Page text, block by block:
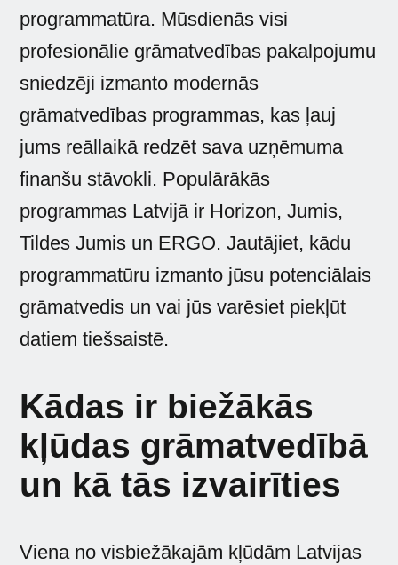
programmatūra. Mūsdienās visi
profesionālie grāmatvedības pakalpojumu
sniedzēji izmanto modernās
grāmatvedības programmas, kas ļauj
jums reāllaikā redzēt sava uzņēmuma
finanšu stāvokli. Populārākās
programmas Latvijā ir Horizon, Jumis,
Tildes Jumis un ERGO. Jautājiet, kādu
programmatūru izmanto jūsu potenciālais
grāmatvedis un vai jūs varēsiet piekļūt
datiem tiešsaistē.
Kādas ir biežākās
kļūdas grāmatvedībā
un kā tās izvairīties
Viena no visbiežākajām kļūdām Latvijas